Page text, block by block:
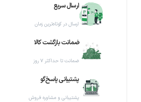
ارسال سریع
ارسال در کوتاه‌ترین زمان
ضمانت بازگشت کالا
ضمانت تا حداکثر ۷ روز
پشتیبانی پاسخ‌گو
پشتیبانی و مشاوره فروش